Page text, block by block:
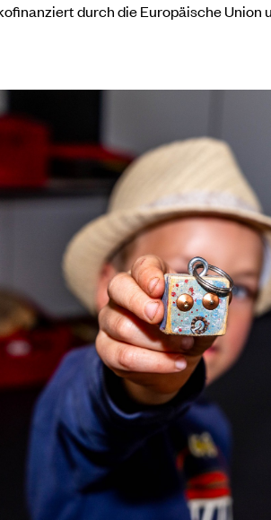
durch die Europäische Union